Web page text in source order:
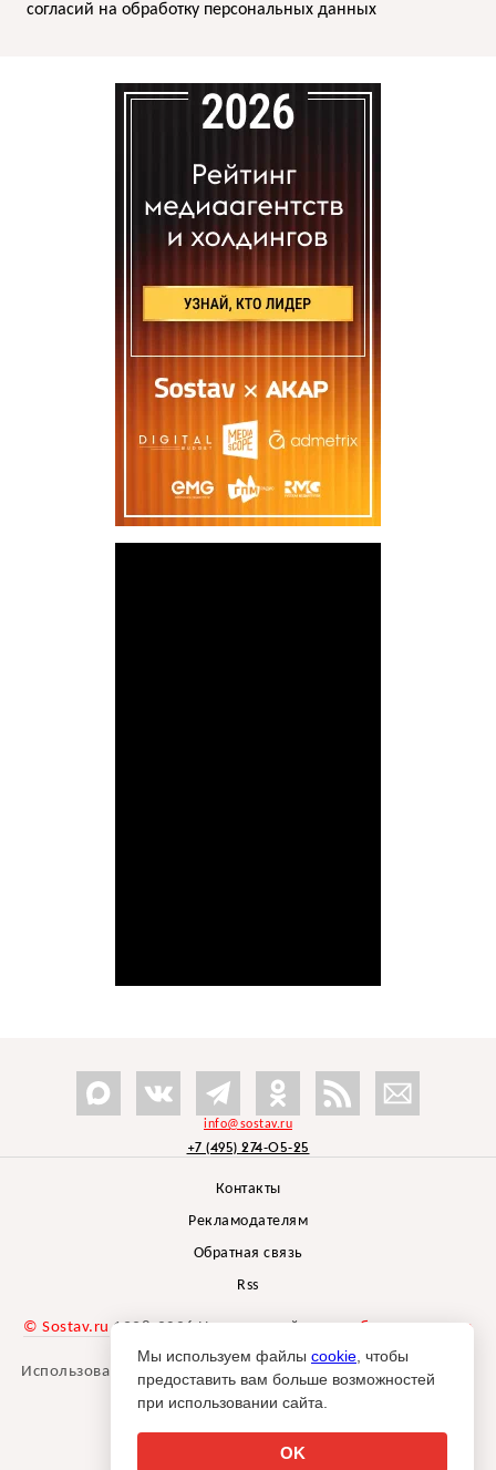
согласий на обработку персональных данных
info@sostav.ru
+7 (495) 274-05-25
Контакты
Рекламодателям
Обратная связь
Rss
© Sostav.ru 1998-2026 Независимый проектбрендингового
агентства Depot
Использование материалов Sostav.ru допустимо только при
указании источника.
Мы используем файлы cookie , чтобы
предоставить вам больше возможностей
при использовании сайта.
OK